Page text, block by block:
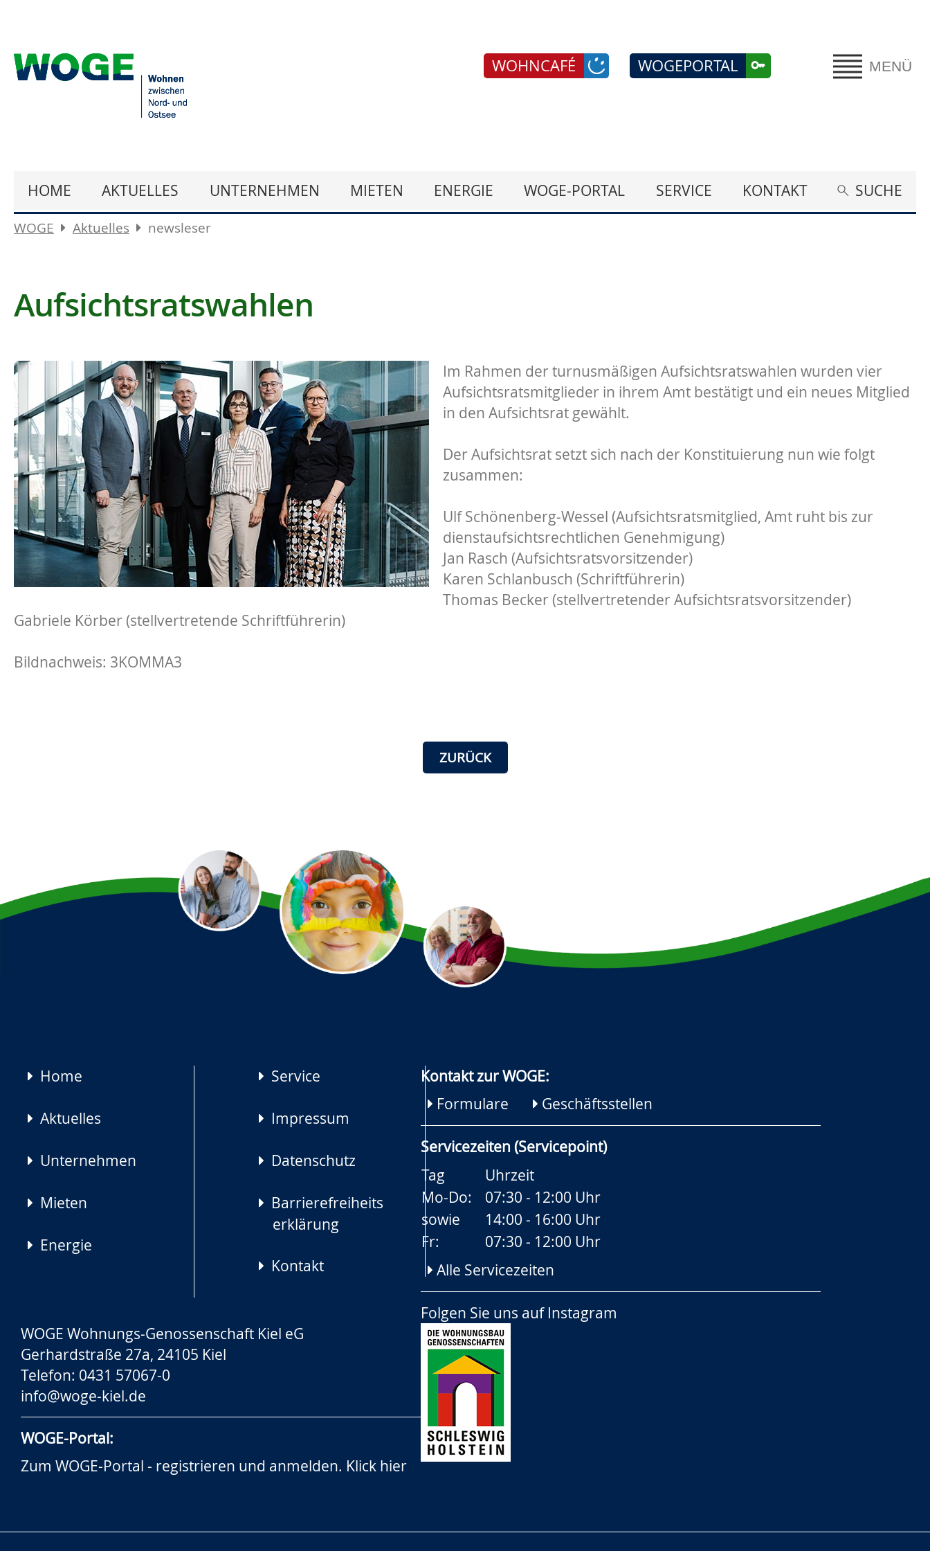
MENÜ
WOGEPORTAL
WOHNCAFÉ
HOME AKTUELLES UNTERNEHMEN MIETEN ENERGIE WOGE-PORTAL SERVICE KONTAKT SUCHE
WOGE Aktuelles newsleser
Aufsichtsratswahlen
Im Rahmen der turnusmäßigen Aufsichtsratswahlen wurden vier
Aufsichtsratsmitglieder in ihrem Amt bestätigt und ein neues Mitglied
in den Aufsichtsrat gewählt.
Der Aufsichtsrat setzt sich nach der Konstituierung nun wie folgt
zusammen:
Ulf Schönenberg-Wessel (Aufsichtsratsmitglied, Amt ruht bis zur
dienstaufsichtsrechtlichen Genehmigung)
Jan Rasch (Aufsichtsratsvorsitzender)
Karen Schlanbusch (Schriftführerin)
Thomas Becker (stellvertretender Aufsichtsratsvorsitzender)
Gabriele Körber (stellvertretende Schriftführerin)
Bildnachweis: 3KOMMA3
ZURÜCK
Navigation
Home
Aktuelles
Unternehmen
Mieten
Energie
Service
Impressum
Datenschutz
Barrierefreiheits
erklärung
Kontakt
Kontakt zur WOGE:
Formulare
Geschäftsstellen
Servicezeiten (Servicepoint)
Tag
Uhrzeit
Mo-Do:
07:30 - 12:00 Uhr
sowie
14:00 - 16:00 Uhr
Fr:
07:30 - 12:00 Uhr
Alle Servicezeiten
Folgen Sie uns auf Instagram
WOGE Wohnungs-Genossenschaft Kiel eG
Gerhardstraße 27a, 24105 Kiel
Telefon: 0431 57067-0
info@woge-kiel.de
WOGE-Portal:
Zum WOGE-Portal - registrieren und anmelden. Klick hier